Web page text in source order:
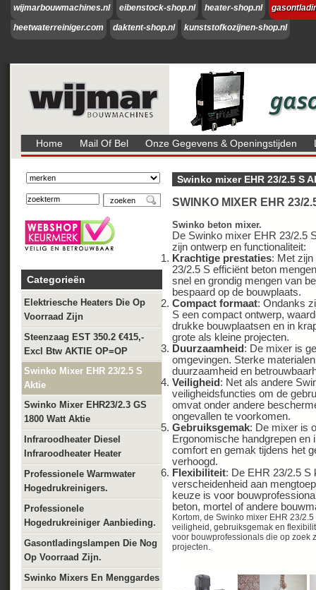
wijmarbouwmachines.nl eibenstock-shop.nl heater-shop.nl
heetwaterreiniger.com
daktent-shop.nl kunststofkozijnen-shop.nl
Home Mail Of Bel Onze Gegevens & Openingstijden
Categorieën
Elektriesche Heaters Die Op
Voorraad Zijn
Steenzaag EST 350.2 €415,-
Excl Btw AKTIE OP=OP
Swinko Mixer EHR 23/2.5 S
Aktie
Swinko Mixer EHR23/2.3 GS
1800 Watt Aktie
Infraroodheater Diesel
Infraroodheater Heater
Professionele Warmwater
Hogedrukreinigers.
Professionele
Hogedrukreiniger Aanbieding.
Gasontladingslampen Die Nog
Op Voorraad Zijn.
Swinko Mixers En Menggardes
Swinko mixer EHR 23/2.5 S
SWINKO MIXER EHR 23/
Swinko beton mixer.
De Swinko mixer EHR 23/2.5
zijn ontwerp en functionaliteit:
Krachtige prestaties: Met
23/2.5 S efficiënt beton
snel en grondig mengen van
bespaard op de bouwplaats.
Compact formaat: Ondanks
S een compact ontwerp,
drukke bouwplaatsen en in
grote als kleine projecten.
Duurzaamheid : De mixer is
omgevingen. Sterke
duurzaamheid en
Veiligheid : Net als andere
veiligheidsfuncties om de
omvat onder andere
ongevallen te voorkomen.
Gebruiksgemak: De mixer is
Ergonomische handgrepen
comfort en gemak tijdens het
verhoogd.
Flexibiliteit: De EHR 23/2.5 S
verscheidenheid aan
keuze is voor
beton, mortel of andere
Kortom, de Swinko mixer EHR 23/
veiligheid, gebruiksgemak en
voor bouwprofessionals die op zoek
projecten.